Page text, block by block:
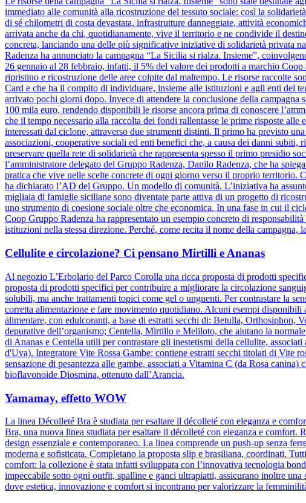
immediato alle comunità alla ricostruzione del tessuto sociale: così la
di sé chilometri di costa devastata, infrastrutture danneggiate, attività
arrivata anche da chi, quotidianamente, vive il territorio e ne condivide il
concreta, lanciando una delle più significative iniziative di solidarietà privata
Radenza ha annunciato la campagna “La Sicilia si rialza. Insieme”,
26 gennaio al 28 febbraio, infatti, il 5% del valore dei prodotti a marchio
ripristino e ricostruzione delle aree colpite dal maltempo. Le risorse raccolte
Card e che ha il compito di individuare, insieme alle istituzioni e agli enti del
arrivato pochi giorni dopo. Invece di attendere la conclusione della
100 mila euro, rendendo disponibili le risorse ancora prima di conoscere
che il tempo necessario alla raccolta dei fondi rallentasse le prime risposte
interessati dal ciclone, attraverso due strumenti distinti. Il primo ha previsto
associazioni, cooperative sociali ed enti benefici che, a causa dei danni
preservare quella rete di solidarietà che rappresenta spesso il primo presidio
l’amministratore delegato del Gruppo Radenza, Danilo Radenza, che ha
pratica che vive nelle scelte concrete di ogni giorno verso il proprio territorio.
ha dichiarato l’AD del Gruppo. Un modello di comunità. L’iniziativa ha
migliaia di famiglie siciliane sono diventate parte attiva di un progetto di
uno strumento di coesione sociale oltre che economica. In una fase in cui il
Coop Gruppo Radenza ha rappresentato un esempio concreto di
istituzioni nella stessa direzione. Perché, come recita il nome della
Cellulite e circolazione? Ci pensano Mirtilli e Ananas
Al negozio L’Erbolario del Parco Corolla una ricca proposta di prodotti
proposta di prodotti specifici per contribuire a migliorare la circolazione
solubili, ma anche trattamenti topici come gel o unguenti. Per contrastare la
corretta alimentazione e fare movimento quotidiano. Alcuni esempi
alimentare, con edulcoranti, a base di estratti secchi di: Betulla,
depurative dell’organismo; Centella, Mirtillo e Meliloto, che aiutano la
di Ananas e Centella utili per contrastare gli inestetismi della cellulite,
d'Uva). Integratore Vite Rossa Gambe: contiene estratti secchi titolati di Vite
sensazione di pesantezza alle gambe, associati a Vitamina C (da Rosa
bioflavonoide Diosmina, ottenuto dall’Arancia.
Yamamay, effetto WOW
La linea Décolleté Bra è studiata per esaltare il décolleté con eleganza e
Bra, una nuova linea studiata per esaltare il décolleté con eleganza e
design essenziale e contemporaneo. La linea comprende un push-up senza
moderna e sofisticata. Completano la proposta slip e brasiliana, coordinati.
comfort: la collezione è stata infatti sviluppata con l’innovativa tecnologia
impeccabile sotto ogni outfit, spalline e ganci ultrapiatti, assicurano inoltre
dove estetica, innovazione e comfort si incontrano per valorizzare la